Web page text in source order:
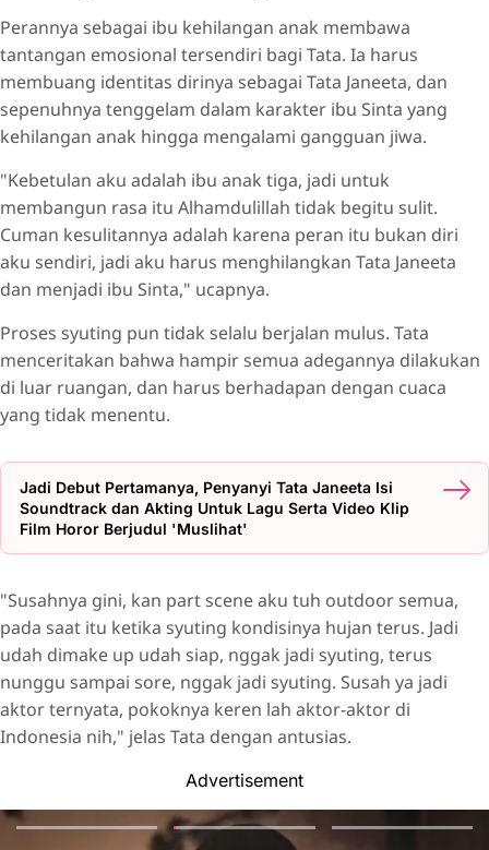
Perannya sebagai ibu kehilangan anak membawa
tantangan emosional tersendiri bagi Tata. Ia harus
membuang identitas dirinya sebagai Tata Janeeta, dan
sepenuhnya tenggelam dalam karakter ibu Sinta yang
kehilangan anak hingga mengalami gangguan jiwa.
"Kebetulan aku adalah ibu anak tiga, jadi untuk
membangun rasa itu Alhamdulillah tidak begitu sulit.
Cuman kesulitannya adalah karena peran itu bukan diri
aku sendiri, jadi aku harus menghilangkan Tata Janeeta
dan menjadi ibu Sinta," ucapnya.
Proses syuting pun tidak selalu berjalan mulus. Tata
menceritakan bahwa hampir semua adegannya dilakukan
di luar ruangan, dan harus berhadapan dengan cuaca
yang tidak menentu.
Jadi Debut Pertamanya, Penyanyi Tata Janeeta Isi
Soundtrack dan Akting Untuk Lagu Serta Video Klip
Film Horor Berjudul 'Muslihat'
"Susahnya gini, kan part scene aku tuh outdoor semua,
pada saat itu ketika syuting kondisinya hujan terus. Jadi
udah dimake up udah siap, nggak jadi syuting, terus
nunggu sampai sore, nggak jadi syuting. Susah ya jadi
aktor ternyata, pokoknya keren lah aktor-aktor di
Indonesia nih," jelas Tata dengan antusias.
Advertisement